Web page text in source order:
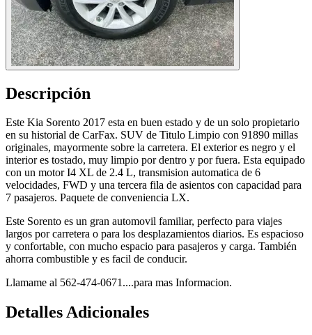
Descripción
Este Kia Sorento 2017 esta en buen estado y de un solo propietario
en su historial de CarFax. SUV de Titulo Limpio con 91890 millas
originales, mayormente sobre la carretera. El exterior es negro y el
interior es tostado, muy limpio por dentro y por fuera. Esta equipado
con un motor I4 XL de 2.4 L, transmision automatica de 6
velocidades, FWD y una tercera fila de asientos con capacidad para
7 pasajeros. Paquete de conveniencia LX.
Este Sorento es un gran automovil familiar, perfecto para viajes
largos por carretera o para los desplazamientos diarios. Es espacioso
y confortable, con mucho espacio para pasajeros y carga. También
ahorra combustible y es facil de conducir.
Llamame al 562-474-0671....para mas Informacion.
Detalles Adicionales